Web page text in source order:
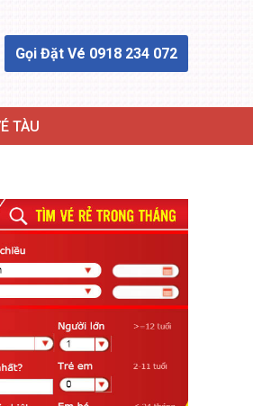
Gọi Đặt Vé 0918 234 072
TÀU